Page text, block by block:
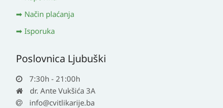
Način plaćanja
Isporuka
Poslovnica Ljubuški
7:30h - 21:00h
dr. Ante Vukšića 3A
info@cvitlikarije.ba